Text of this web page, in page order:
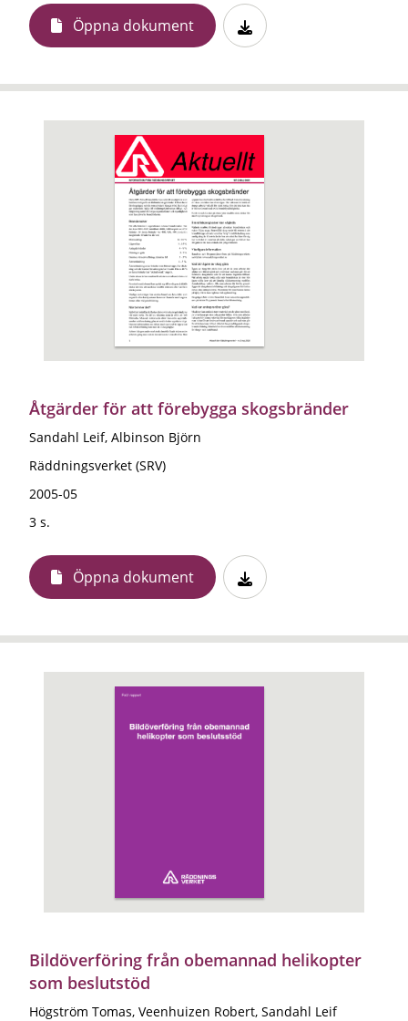
Öppna dokument
Åtgärder för att förebygga skogsbränder
Sandahl Leif, Albinson Björn
Räddningsverket (SRV)
2005-05
3 s.
Öppna dokument
Bildöverföring från obemannad helikopter
som beslutstöd
Högström Tomas, Veenhuizen Robert, Sandahl Leif